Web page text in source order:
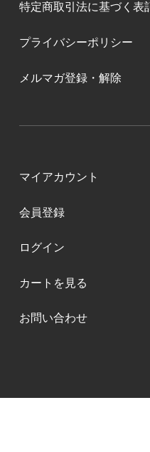
特定商取引法に基づく表
プライバシーポリシー
メルマガ登録・解除
マイアカウント
会員登録
ログイン
カートを見る
お問い合わせ